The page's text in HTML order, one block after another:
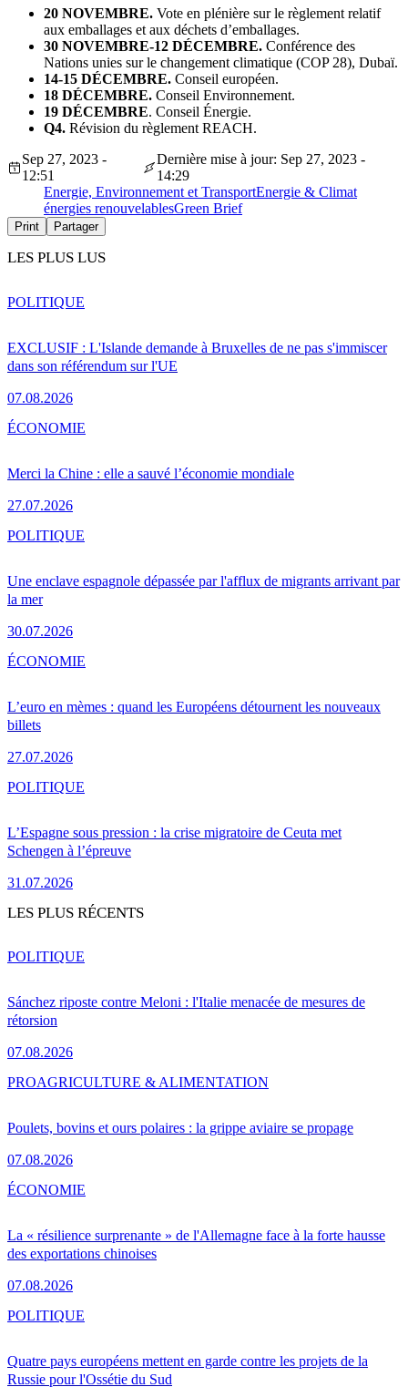
20 NOVEMBRE. Vote en plénière sur le règlement relatif
aux emballages et aux déchets d’emballages.
30 NOVEMBRE-12 DÉCEMBRE. Conférence des
Nations unies sur le changement climatique (COP 28), Dubaï.
14-15 DÉCEMBRE. Conseil européen.
18 DÉCEMBRE. Conseil Environnement.
19 DÉCEMBRE. Conseil Énergie.
Q4. Révision du règlement REACH.
Sep 27, 2023 -
12:51
Dernière mise à jour: Sep 27, 2023 -
14:29
Energie, Environnement et TransportEnergie & Climat
énergies renouvelablesGreen Brief
Print Partager
LES PLUS LUS
EXCLUSIF : L'Islande demande à Bruxelles de ne pas s'immiscer
dans son référendum sur l'UE
07.08.2026
POLITIQUE
Merci la Chine : elle a sauvé l’économie mondiale
27.07.2026
ÉCONOMIE
Une enclave espagnole dépassée par l'afflux de migrants arrivant par
la mer
30.07.2026
POLITIQUE
L’euro en mèmes : quand les Européens détournent les nouveaux
billets
27.07.2026
ÉCONOMIE
L’Espagne sous pression : la crise migratoire de Ceuta met
Schengen à l’épreuve
31.07.2026
POLITIQUE
LES PLUS RÉCENTS
Sánchez riposte contre Meloni : l'Italie menacée de mesures de
rétorsion
07.08.2026
POLITIQUE
Poulets, bovins et ours polaires : la grippe aviaire se propage
07.08.2026
PROAGRICULTURE & ALIMENTATION
La « résilience surprenante » de l'Allemagne face à la forte hausse
des exportations chinoises
07.08.2026
ÉCONOMIE
Quatre pays européens mettent en garde contre les projets de la
Russie pour l'Ossétie du Sud
POLITIQUE